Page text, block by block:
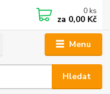
Menu
Hledat
0 ks
za 0,00 Kč